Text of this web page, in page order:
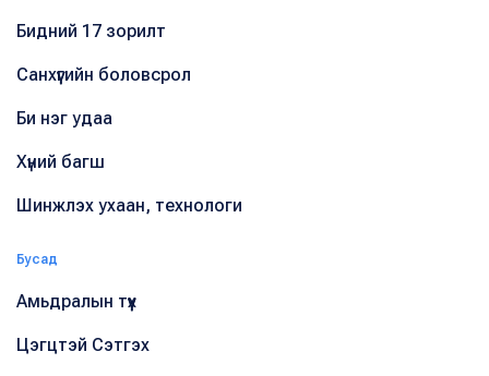
Бидний 17 зорилт
Санхүүгийн боловсрол
Би нэг удаа
Хүний багш
Шинжлэх ухаан, технологи
Бусад
Амьдралын түүх
Цэгцтэй Сэтгэх